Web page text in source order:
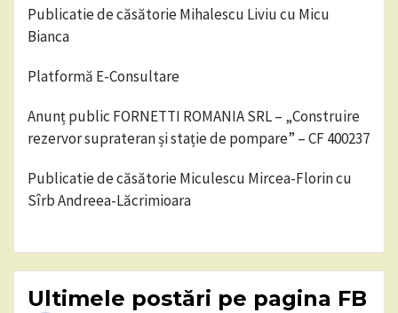
Publicatie de căsătorie Mihalescu Liviu cu Micu
Bianca
Platformă E-Consultare
Anunț public FORNETTI ROMANIA SRL – „Construire
rezervor suprateran și stație de pompare” – CF 400237
Publicatie de căsătorie Miculescu Mircea-Florin cu
Sîrb Andreea-Lăcrimioara
Ultimele postări pe pagina FB